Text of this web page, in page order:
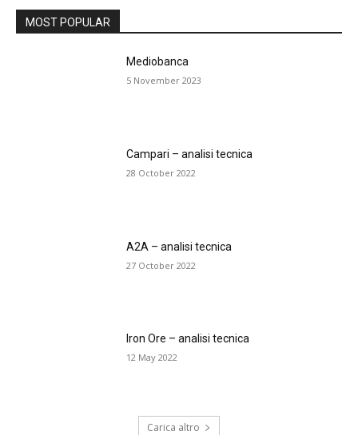
MOST POPULAR
Mediobanca
5 November 2023
Campari – analisi tecnica
28 October 2022
A2A – analisi tecnica
27 October 2022
Iron Ore – analisi tecnica
12 May 2022
Carica altro